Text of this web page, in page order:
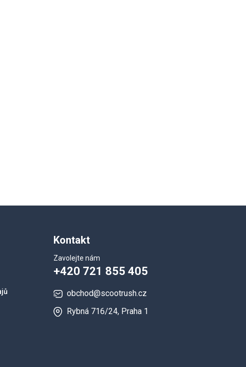
Kontakt
Zavolejte nám
+420 721 855 405
obchod@scootrush.cz
Rybná 716/24, Praha 1